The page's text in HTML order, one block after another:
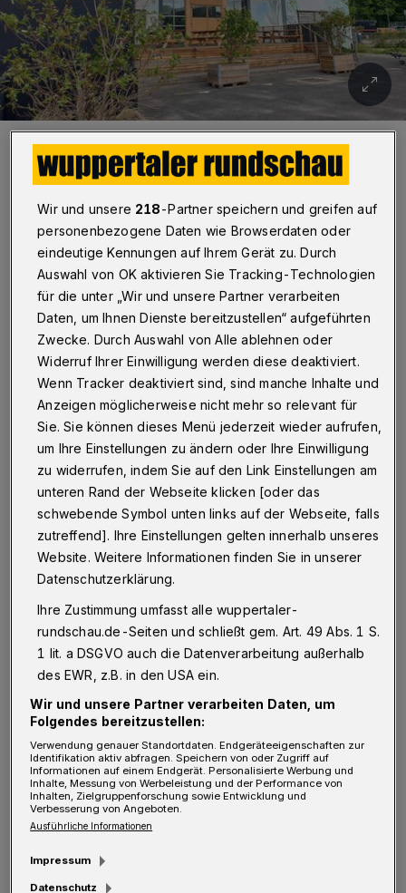
Gastronomie, Veranstaltungen und Kultur.
Foto: Wuppertaler Rundschau
W ir starten an der Trasse – und zwar
nur einen Steinwurf jenseits von der
Utopiastadt am Mirker Bahnhof: Dort
gegenüber, an der Juliusstraße 12, hat das
Team des „Barmer Bahnhofs“ nun auch die
Alte Glaserei, die Teil des „Solar Decathlon“
war, als besonderen Ort für Gastronomie,
Events und (Kultur-)Veranstaltungen
übernommen. Hier ist Platz für Ausstellungen,
Firmenfeiern und im Sommer eine schöne
Außenterrasse, die zum Verweilen einlädt.
Getränke, Cocktails und kleine Speisen gibt’s
zu humanen Preisen – inklusive Chill-Out-
Musik. Die aktuellen Öffnungszeiten: Samstag,
Sonntag und an Feiertagen von 13 Uhr bis in
den Abend hinein. Übrigens: Wenn die
Bühnen-Sommerpause vorbei ist, startet die
Wuppertaler Oper am 1. September mit ihrer
ersten Spielzeitproduktion „Angel’s Bone“ in
der Alten Glaserei.
Jetzt ins Luisenviertel: An der Ottenbrucher
Straße 2, kurz vor der Luisenstraße, hat
Wir und unsere 218-Partner speichern und greifen auf
personenbezogene Daten wie Browserdaten oder
eindeutige Kennungen auf Ihrem Gerät zu. Durch
Auswahl von OK aktivieren Sie Tracking-Technologien
für die unter „Wir und unsere Partner verarbeiten
Daten, um Ihnen Dienste bereitzustellen“ aufgeführten
Zwecke. Durch Auswahl von Alle ablehnen oder
Widerruf Ihrer Einwilligung werden diese deaktiviert.
Wenn Tracker deaktiviert sind, sind manche Inhalte und
Anzeigen möglicherweise nicht mehr so relevant für
Sie. Sie können dieses Menü jederzeit wieder aufrufen,
um Ihre Einstellungen zu ändern oder Ihre Einwilligung
zu widerrufen, indem Sie auf den Link Einstellungen am
unteren Rand der Webseite klicken [oder das
schwebende Symbol unten links auf der Webseite, falls
zutreffend]. Ihre Einstellungen gelten innerhalb unseres
Website. Weitere Informationen finden Sie in unserer
Datenschutzerklärung.
Ihre Zustimmung umfasst alle wuppertaler-
rundschau.de-Seiten und schließt gem. Art. 49 Abs. 1 S.
1 lit. a DSGVO auch die Datenverarbeitung außerhalb
des EWR, z.B. in den USA ein.
Wir und unsere Partner verarbeiten Daten, um
Folgendes bereitzustellen:
Verwendung genauer Standortdaten. Endgeräteeigenschaften zur
Identifikation aktiv abfragen. Speichern von oder Zugriff auf
Informationen auf einem Endgerät. Personalisierte Werbung und
Inhalte, Messung von Werbeleistung und der Performance von
Inhalten, Zielgruppenforschung sowie Entwicklung und
Verbesserung von Angeboten.
Ausführliche Informationen
Impressum
Datenschutz